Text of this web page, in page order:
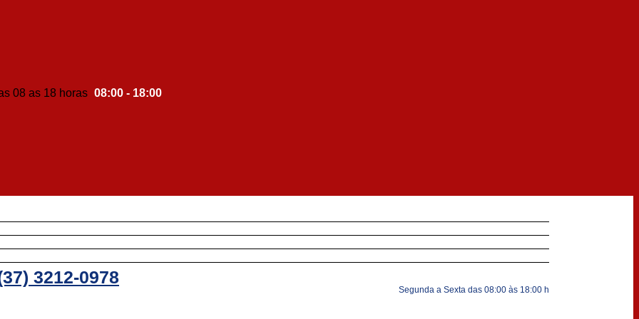
08:00 - 18:00
3212-0978
Segunda a Sexta das 08:00 às 18:00 h